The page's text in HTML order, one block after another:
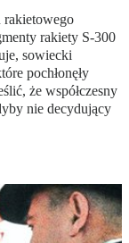
rakietowego
rakiety S-300
sowiecki
pochłonęły
że współczesny
nie decydujący